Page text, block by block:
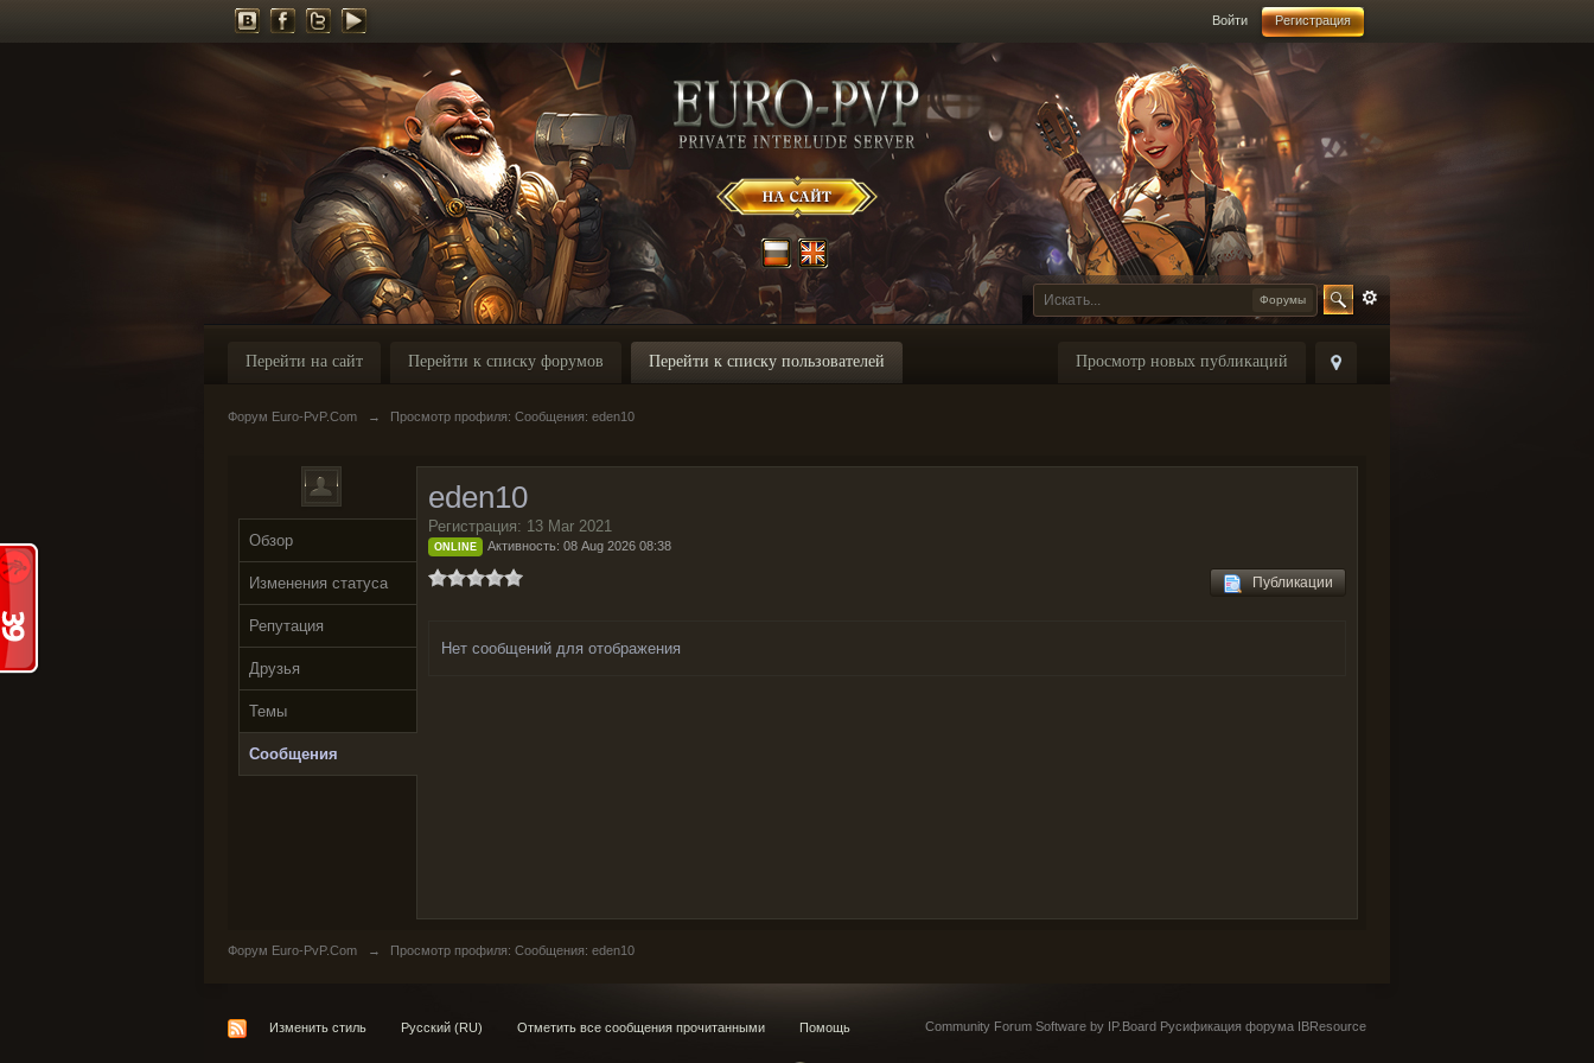
Войти Регистрация
Форумы
Просмотр новых публикаций
Перейти на сайт Перейти к списку форумов Перейти к списку пользователей
Форум Euro-PvP.Com → Просмотр профиля: Сообщения: eden10
Обзор
Изменения статуса
Репутация
Друзья
Темы
Сообщения
eden10
Регистрация: 13 Mar 2021
ONLINE Активность: 08 Aug 2026 08:38
Публикации
Нет сообщений для отображения
Форум Euro-PvP.Com → Просмотр профиля: Сообщения: eden10
Изменить стиль Русский (RU) Отметить все сообщения прочитанными Помощь Community Forum Software by IP.Board Русификация форума IBResource